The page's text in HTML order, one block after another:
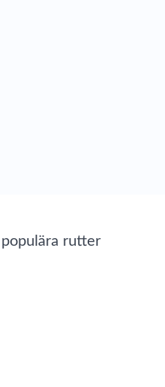
rutter